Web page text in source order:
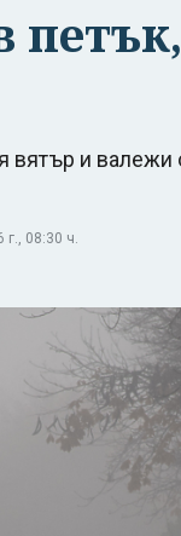
вятър и
г., 08:30 ч.